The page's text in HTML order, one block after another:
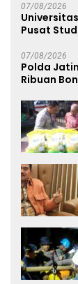
07/08/2026
Pusat
07/08/2026
Polda
Ribuan